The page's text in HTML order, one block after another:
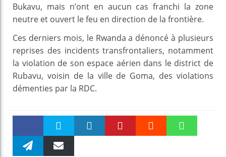
Bukavu, mais n’ont en aucun cas franchi la zone
neutre et ouvert le feu en direction de la frontière.
Ces derniers mois, le Rwanda a dénoncé à plusieurs
reprises des incidents transfrontaliers, notamment
la violation de son espace aérien dans le district de
Rubavu, voisin de la ville de Goma, des violations
démenties par la RDC.
Faceboo Twitter